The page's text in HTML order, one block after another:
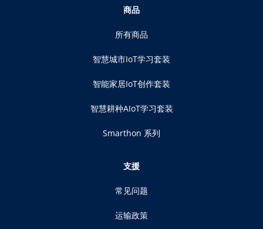
商品
所有商品
智慧城市IoT学习套装
智能家居IoT创作套装
智慧耕种AIoT学习套装
Smarthon 系列
支援
常见问题
运输政策